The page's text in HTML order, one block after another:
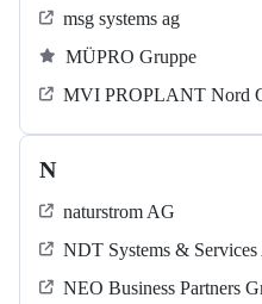
msg systems ag
MÜPRO Gruppe
MVI PROPLANT Nord
N
naturstrom AG
NDT Systems & Services
NEO Business Partners